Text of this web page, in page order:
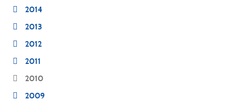
2014
2013
2012
2011
2010
2009